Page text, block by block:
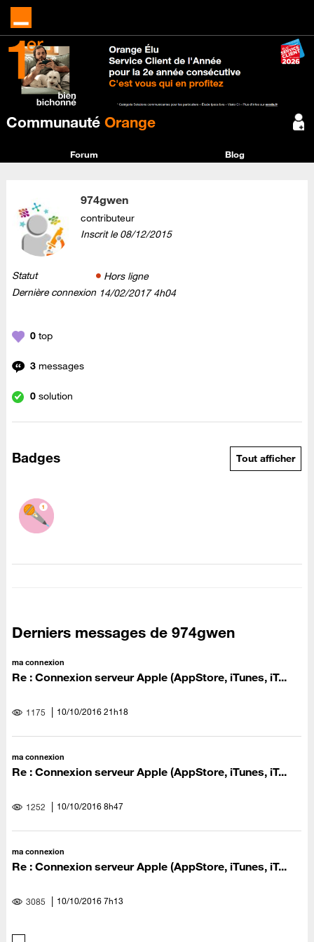
Communauté Orange
Forum Blog
974gwen
contributeur
Inscrit le‎08/12/2015
Statut
Hors ligne
Dernière connexion ‎14/02/2017 4h04
0 top
3 messages
0 solution
Badges Tout afficher
Derniers messages de 974gwen
ma connexion
Re : Connexion serveur Apple (AppStore, iTunes, iT...
1175 ‎10/10/201621h18
ma connexion
Re : Connexion serveur Apple (AppStore, iTunes, iT...
1252 ‎10/10/20168h47
ma connexion
Re : Connexion serveur Apple (AppStore, iTunes, iT...
3085 ‎10/10/20167h13